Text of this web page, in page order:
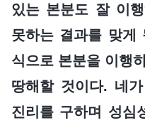
있는 본분도 잘 이
못하는 결과를 맞게
식으로 본분을 이행
땅해할 것이다. 네
진리를 구하며 성심